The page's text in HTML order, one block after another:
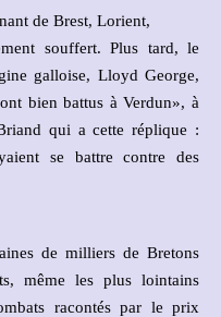
de Brest, Lorient,
souffert. Plus tard, le
galloise, Lloyd George,
bien battus à Verdun», à
qui a cette réplique :
se battre contre des
de milliers de Bretons
même les plus lointains
racontés par le prix